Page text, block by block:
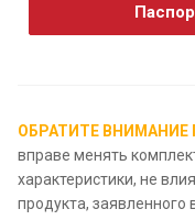
ОБРАТИТЕ ВНИМАНИЕ
вправе менять
характеристики, не
продукта, заявленного